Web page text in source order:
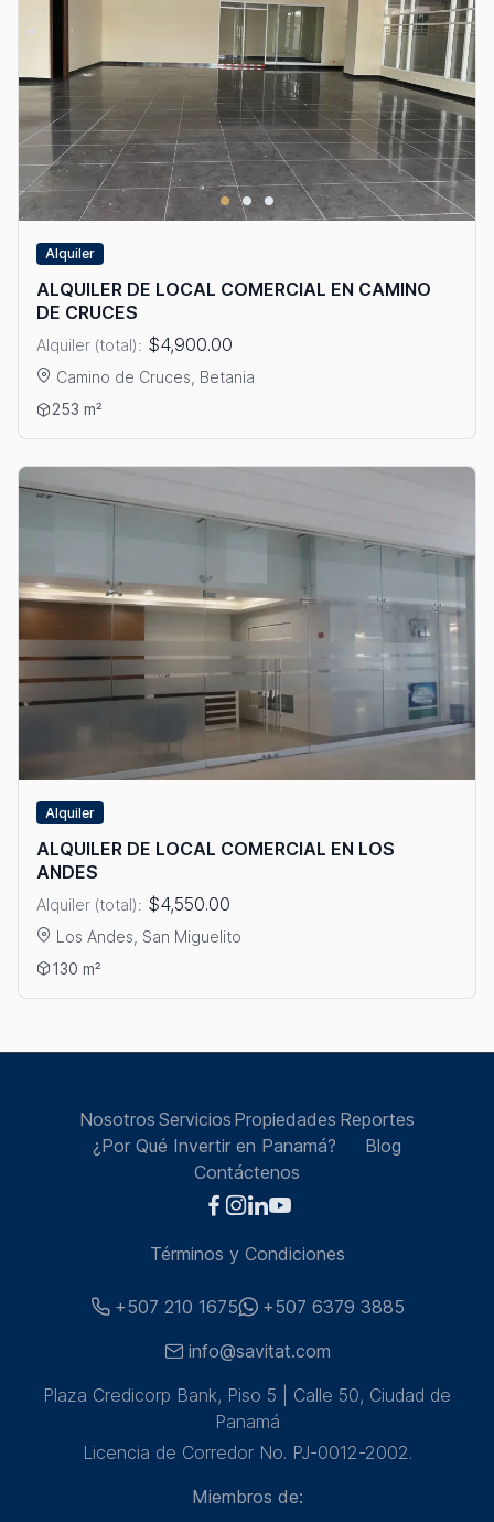
Alquiler
ALQUILER DE LOCAL COMERCIAL EN CAMINO
DE CRUCES
Alquiler (total): $4,900.00
Camino de Cruces, Betania
Ver detalles: ALQUILER DE LOCAL COMERCIAL EN CAMINO DE
253 m²
Alquiler
ALQUILER DE LOCAL COMERCIAL EN LOS
ANDES
Alquiler (total): $4,550.00
Los Andes, San Miguelito
Ver detalles: ALQUILER DE LOCAL COMERCIAL EN LOS ANDES
130 m²
Nosotros Servicios Propiedades Reportes
¿Por Qué Invertir en Panamá?
Blog
Contáctenos
Términos y Condiciones
+507 210 1675
+507 6379 3885
info@savitat.com
Plaza Credicorp Bank, Piso 5 | Calle 50, Ciudad de
Panamá
Licencia de Corredor No. PJ-0012-2002.
Miembros de: